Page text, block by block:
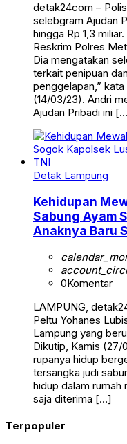
detak24com –
selebgram Ajudan
hingga Rp 1,3
Reskrim Polres
Dia mengatakan
terkait penipuan
penggelapan,”
(14/03/23). Andri
Ajudan Pribadi ini
Detak Lampung
Kehidupan
Sabung Ayam
Anaknya Baru
0Komentar
LAMPUNG,
Peltu Yohanes
Lampung yang
Dikutip, Kamis (27/
rupanya hidup
tersangka judi
hidup dalam rumah
saja diterima […]
Terpopuler